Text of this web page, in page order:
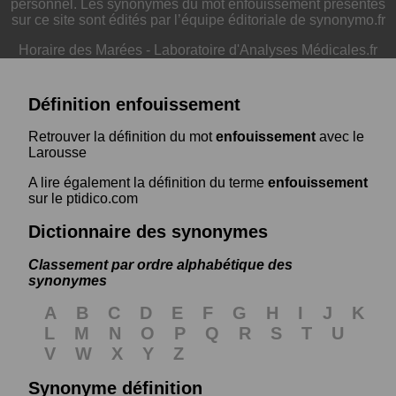
personnel. Les synonymes du mot enfouissement présentés
sur ce site sont édités par l’équipe éditoriale de synonymo.fr
Horaire des Marées - Laboratoire d'Analyses Médicales.fr
Définition enfouissement
Retrouver la définition du motenfouissement avec le
Larousse
A lire également la définition du terme enfouissement
sur le ptidico.com
Dictionnaire des synonymes
Classement par ordre alphabétique des
synonymes
A B C D E F G H I J
K
L
M N O P Q R S T
U
V
W X Y
Z
Synonyme définition